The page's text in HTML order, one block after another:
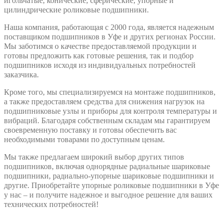
цилиндрические роликовые подшипники.
Наша компания, работающая с 2000 года, является надежным
поставщиком подшипников в Уфе и других регионах России.
Мы заботимся о качестве предоставляемой продукции и
готовы предложить как готовые решения, так и подбор
подшипников исходя из индивидуальных потребностей
заказчика.
Кроме того, мы специализируемся на монтаже подшипников,
а также предоставляем средства для снижения нагрузок на
подшипниковые узлы и приборы для контроля температуры и
вибраций. Благодаря собственным складам мы гарантируем
своевременную поставку и готовы обеспечить вас
необходимыми товарами по доступным ценам.
Мы также предлагаем широкий выбор других типов
подшипников, включая однорядные радиальные шариковые
подшипники, радиально-упорные шариковые подшипники и
другие. Приобретайте упорные роликовые подшипники в Уфе
у нас – и получите надежное и выгодное решение для ваших
технических потребностей!